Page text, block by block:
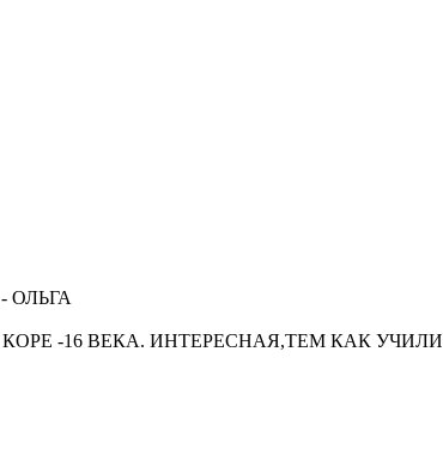
ОЛЬГА
в КОРЕ -16 ВЕКА. ИНТЕРЕСНАЯ,ТЕМ КАК УЧИЛИ